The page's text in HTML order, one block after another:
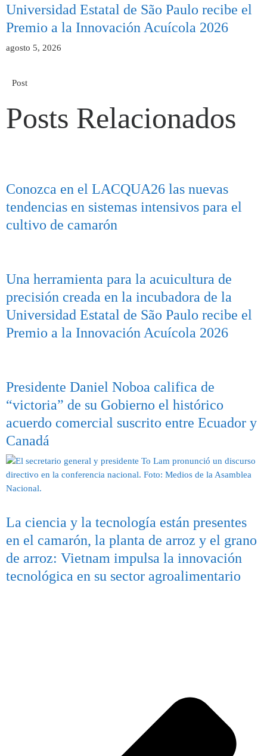
Universidad Estatal de São Paulo recibe el
Premio a la Innovación Acuícola 2026
agosto 5, 2026
Post
Posts Relacionados
Conozca en el LACQUA26 las nuevas
tendencias en sistemas intensivos para el
cultivo de camarón
Una herramienta para la acuicultura de
precisión creada en la incubadora de la
Universidad Estatal de São Paulo recibe el
Premio a la Innovación Acuícola 2026
Presidente Daniel Noboa califica de
“victoria” de su Gobierno el histórico
acuerdo comercial suscrito entre Ecuador y
Canadá
La ciencia y la tecnología están presentes
en el camarón, la planta de arroz y el grano
de arroz: Vietnam impulsa la innovación
tecnológica en su sector agroalimentario